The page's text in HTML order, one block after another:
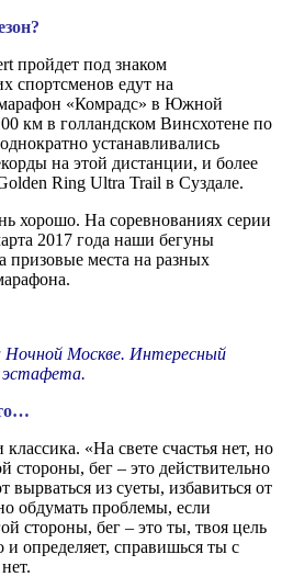
пройдет под знаком
спортсменов едут на
«Комрадс» в Южной
км в голландском Винсхотене по
устанавливались
на этой дистанции, и более
Ring Ultra Trail в Суздале.
хорошо. На соревнованиях серии
2017 года наши бегуны
призовые места на разных
Ночной Москве. Интересный
эстафета.
«На свете счастья нет, но
стороны, бег – это действительно
из суеты, избавиться от
обдумать проблемы, если
стороны, бег – это ты, твоя цель
и определяет, справишься ты с